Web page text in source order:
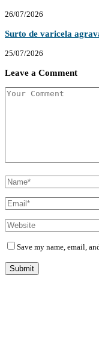
26/07/2026
Surto de varicela
25/07/2026
Leave a Comment
Save my name, email,